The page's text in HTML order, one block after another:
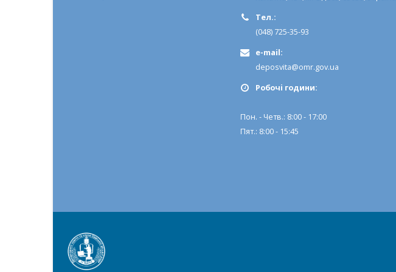
Тел.:
(048) 725-35-93
e-mail:
deposvita@omr.gov.ua
Робочi години:
Пон. - Четв.: 8:00 - 17:00
Пят.: 8:00 - 15:45